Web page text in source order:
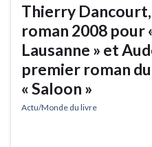
Thierry
roman 2008 pour
Lausanne » et
premier roman
« Saloon »
Actu/Monde du livre